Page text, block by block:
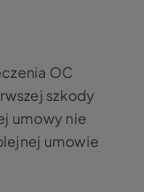
OC
szkody
umowy nie
umowie